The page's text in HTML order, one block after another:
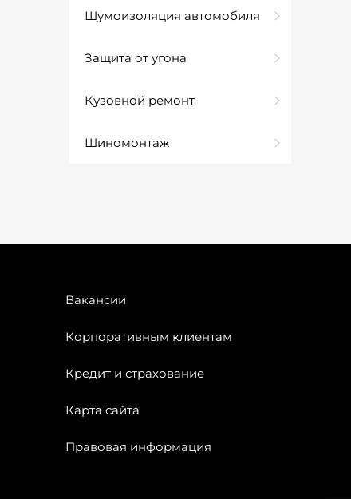
Шумоизоляция автомобиля
Защита от угона
Кузовной ремонт
Шиномонтаж
Вакансии
Корпоративным клиентам
Кредит и страхование
Карта сайта
Правовая информация